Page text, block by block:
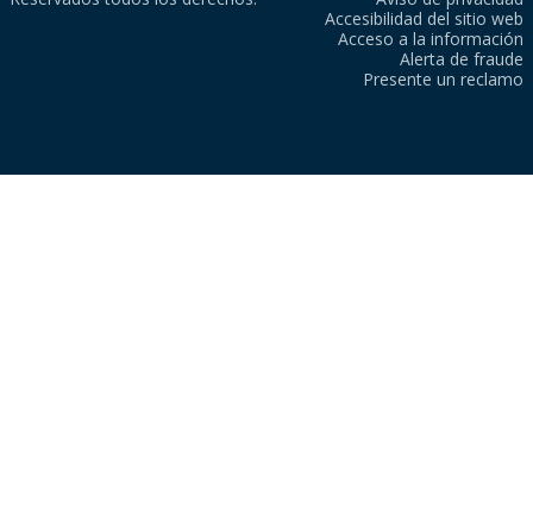
Accesibilidad del sitio web
Acceso a la información
Alerta de fraude
Presente un reclamo